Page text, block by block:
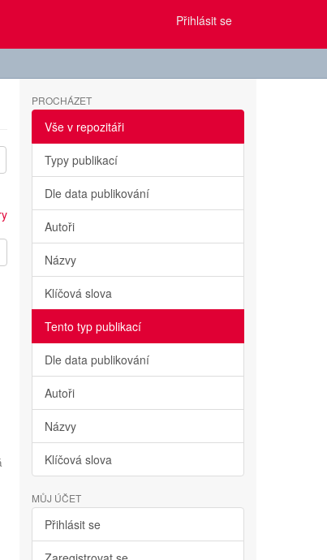
Přihlásit se
PROCHÁZET
Vše v repozitáři
Typy publikací
Dle data publikování
Autoři
Názvy
Klíčová slova
Tento typ publikací
Dle data publikování
Autoři
Názvy
Klíčová slova
MŮJ ÚČET
Přihlásit se